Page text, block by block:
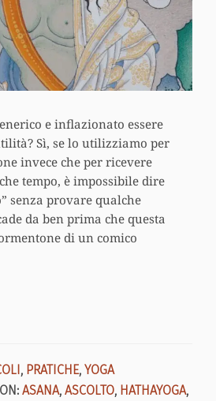
e inflazionato essere
Sì, se lo utilizziamo per
invece che per ricevere
tempo, è impossibile dire
senza provare qualche
da ben prima che questa
di un comico
, PRATICHE, YOGA
ASANA, ASCOLTO, HATHAYOGA,